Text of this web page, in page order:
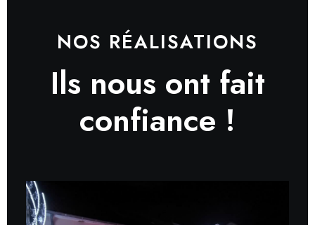
NOS RÉALISATIONS
Ils nous ont fait
confiance !